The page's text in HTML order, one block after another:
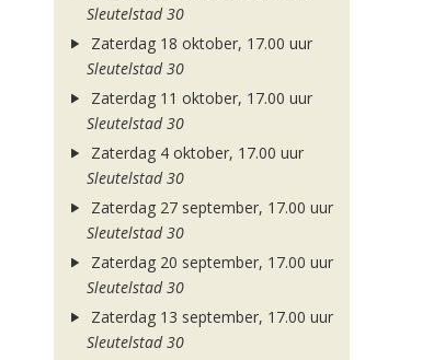
Sleutelstad 30
Zaterdag 18 oktober, 17.00 uur
Sleutelstad 30
Zaterdag 11 oktober, 17.00 uur
Sleutelstad 30
Zaterdag 4 oktober, 17.00 uur
Sleutelstad 30
Zaterdag 27 september, 17.00 uur
Sleutelstad 30
Zaterdag 20 september, 17.00 uur
Sleutelstad 30
Zaterdag 13 september, 17.00 uur
Sleutelstad 30